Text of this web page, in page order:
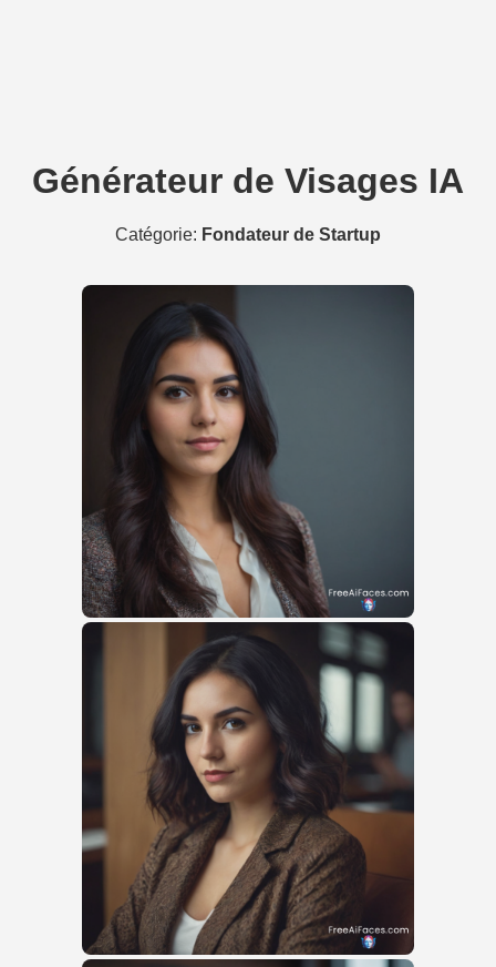
Générateur de Visages IA
Catégorie: Fondateur de Startup